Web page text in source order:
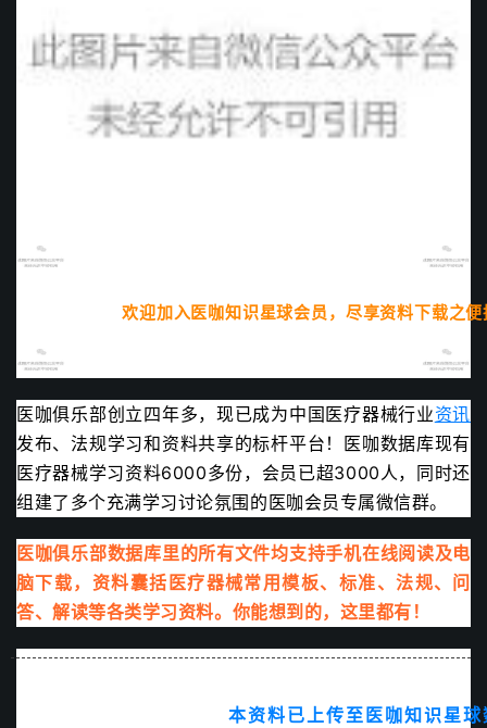
欢迎加入医咖知识星球会员，尽享资料下载之便
医咖俱乐部创立四年多，现已成为中国医疗器械行业资讯
发布、法规学习和资料共享的标杆平台！ 医咖数据库现有
医疗器械学习资料6000多份，会员已超3000人，同时还
组建了多个充满学习讨论氛围的医咖会员专属微信群。
医咖俱乐部数据库里的所有文件均支持手机在线阅读及电
脑下载，资料囊括医疗器械常用模板、标准、法规、问
答、解读等各类学习资料。 你能想到的，这里都有！
本资料已上传至医咖知识星球